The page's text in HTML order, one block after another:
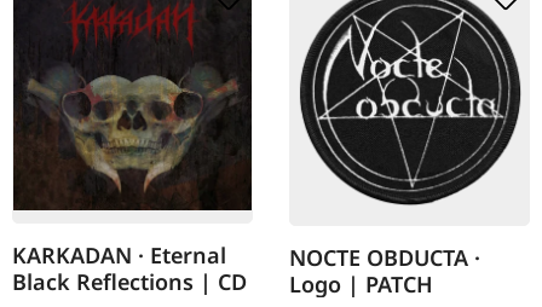
KARKADAN · Eternal
Black Reflections | CD
NOCTE OBDUCTA ·
Logo | PATCH